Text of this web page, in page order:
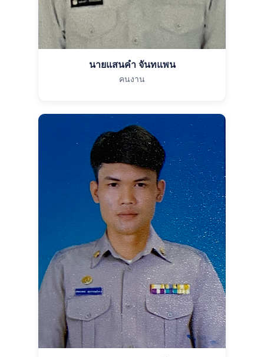
นายแสนคำ จันทแพน
คนงาน